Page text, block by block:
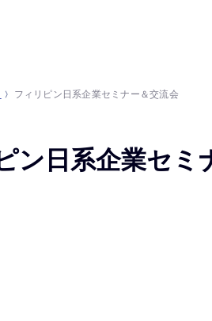
フィリピン日系企業セミナー＆交流会
ン日系企業セミ